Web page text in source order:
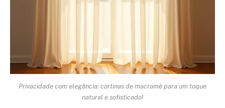
Privacidade com elegância: cortinas de macramê para um toque
natural e sofisticado!